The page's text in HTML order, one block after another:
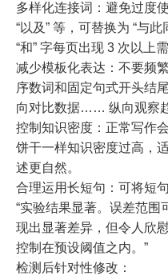
多样化连接词：避免过度
“以及” 等，可替换为 “与此
“和” 字每页出现 3 次以上需
减少模板化表达：不要频
序数词和固定句式开头结
向对比数据…… 纵向观察
控制知识密度：正常写作
饼干一样知识密度过高，
述更自然。
合理运用长短句：可将短
“实验结果显著。误差范围
现出显著差异，但令人欣
控制在预设阈值之内。”
检测后针对性修改：